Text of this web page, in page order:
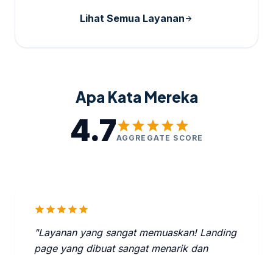
Lihat Semua Layananarrow_forward
Apa Kata Mereka
4.7starstarstarstarstar
AGGREGATE SCORE
starstarstarstarstar
"Layanan yang sangat memuaskan! Landing
page yang dibuat sangat menarik dan